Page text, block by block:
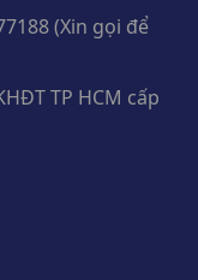
(Xin gọi để
TP HCM cấp